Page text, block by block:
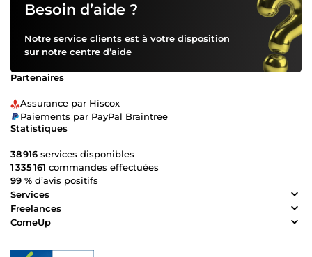
Besoin d’aide ?
Notre service clients est à votre disposition
sur notre centre d’aide
Partenaires
Assurance par Hiscox
Paiements par PayPal Braintree
Statistiques
38 916 services disponibles
1 335 161 commandes effectuées
99 % d’avis positifs
Services
Freelances
ComeUp